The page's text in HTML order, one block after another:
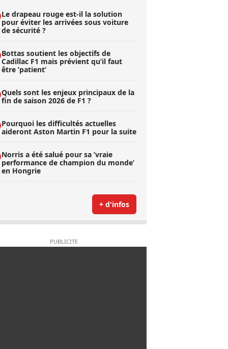
Le drapeau rouge est-il la solution
pour éviter les arrivées sous voiture
de sécurité ?
Bottas soutient les objectifs de
Cadillac F1 mais prévient qu’il faut
être ’patient’
Quels sont les enjeux principaux de la
fin de saison 2026 de F1 ?
Pourquoi les difficultés actuelles
aideront Aston Martin F1 pour la suite
Norris a été salué pour sa ’vraie
performance de champion du monde’
en Hongrie
+ d'infos